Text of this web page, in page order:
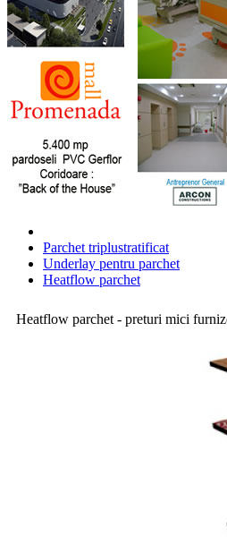
Parchet triplustratificat
Underlay pentru parchet
Heatflow parchet
Heatflow parchet - preturi mici